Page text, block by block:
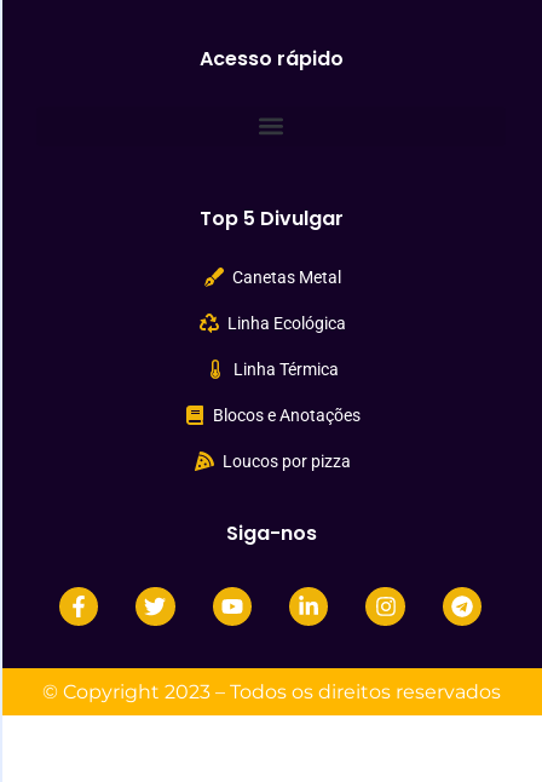
Acesso rápido
Top 5 Divulgar
Canetas Metal
Linha Ecológica
Linha Térmica
Blocos e Anotações
Loucos por pizza
Siga-nos
© Copyright 2023 – Todos os direitos reservados